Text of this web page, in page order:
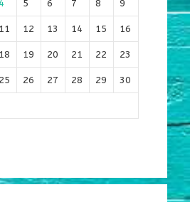
4 5 6 7 8 9
11 12 13 14 15 16
18 19 20 21 22 23
25 26 27 28 29 30